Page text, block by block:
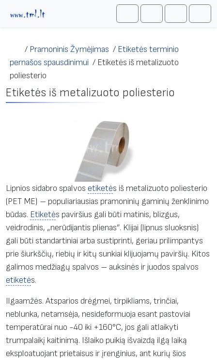
SearchAccountCart
/ Pramoninis Žymėjimas / Etiketės terminio
pernašos spausdinimui / Etiketės iš metalizuoto
poliesterio
Etiketės iš metalizuoto poliesterio
Lipnios sidabro spalvos etiketės iš metalizuoto poliesterio
(PET ME) – populiariausias pramoninių gaminių ženklinimo
būdas. Etiketės paviršius gali būti matinis, blizgus,
veidrodinis, „nerūdijantis plienas”. Klijai (lipnus sluoksnis)
gali būti standartiniai arba sustiprinti, geriau prilimpantys
prie šiurkščių, riebių ir kitų sunkiai klijuojamų paviršių. Kitos
galimos medžiagų spalvos – auksinės ir juodos spalvos
etiketės.
Ilgaamžės. Atsparios drėgmei, tirpikliams, trinčiai,
neblunka, netamsėja, nesideformuoja esant pastoviai
temperatūrai nuo -40 iki +160°C, jos gali atlaikyti
trumpalaikį kaitinimą. Išlaiko puikią išvaizdą ilgą laiką
eksploatuojant prietaisus ir įrenginius, ant kurių šios